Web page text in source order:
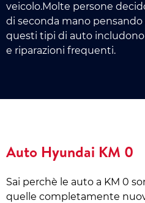
veicolo.Molte persone
di seconda mano
questi tipi di auto
e riparazioni frequenti.
Auto Hyundai KM 0
Sai perchè le auto a KM 0
quelle completamente